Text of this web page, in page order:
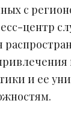
с
центр
и ее